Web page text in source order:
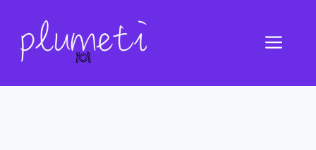
contenu